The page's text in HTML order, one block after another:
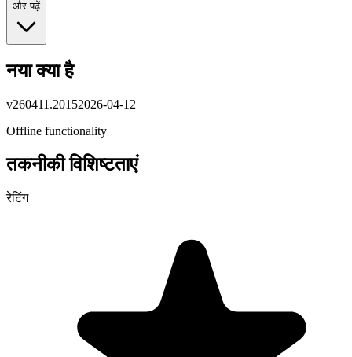
और पढ़ें
नया क्या है
v260411.20152026-04-12
Offline functionality
तकनीकी विशिष्टताएं
रेटिंग